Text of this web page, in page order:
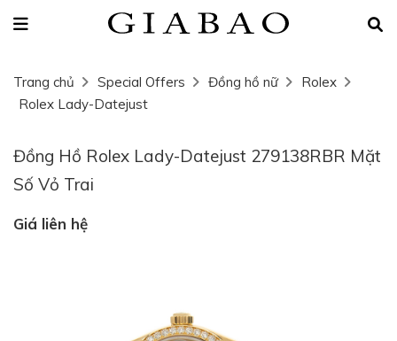
Trang chủ Special Offers Đồng hồ nữ
Rolex
Rolex Lady-Datejust
Đồng Hồ Rolex Lady-Datejust 279138RBR Mặt
Số Vỏ Trai
Giá liên hệ